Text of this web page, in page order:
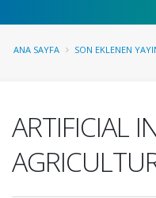
ANA SAYFA SON EKLENEN
ARTIFICIAL